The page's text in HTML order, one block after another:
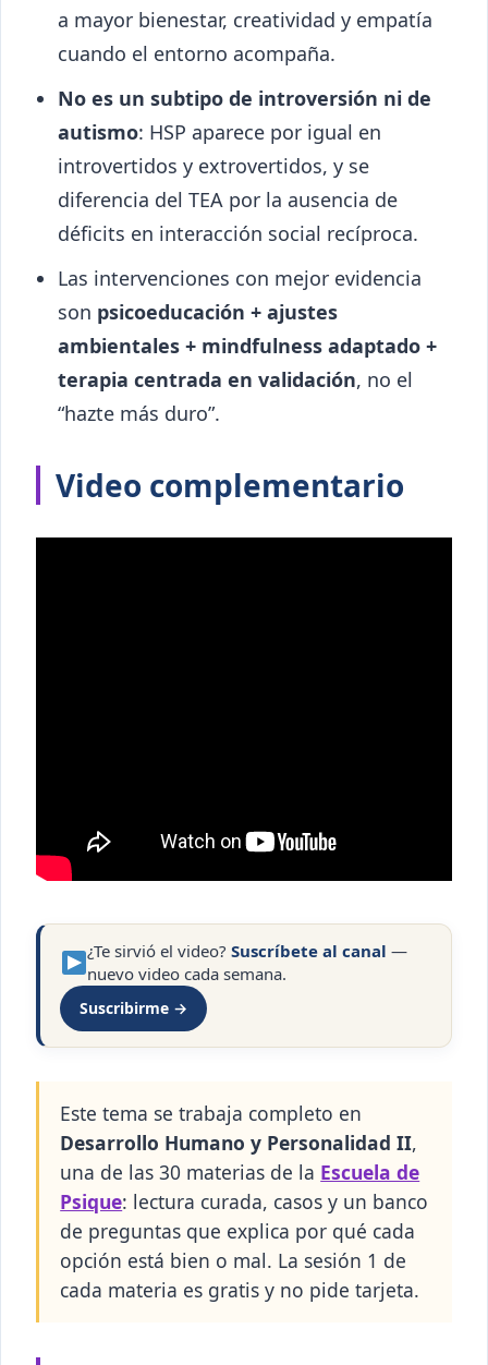
a mayor bienestar, creatividad y empatía
cuando el entorno acompaña.
No es un subtipo de introversión ni de
autismo: HSP aparece por igual en
introvertidos y extrovertidos, y se
diferencia del TEA por la ausencia de
déficits en interacción social recíproca.
Las intervenciones con mejor evidencia
son psicoeducación + ajustes
ambientales + mindfulness adaptado +
terapia centrada en validación, no el
“hazte más duro”.
Video complementario
¿Te sirvió el video?Suscríbete al canal —
nuevo video cada semana.
Suscribirme →
Este tema se trabaja completo en
Desarrollo Humano y Personalidad II,
una de las 30 materias de la Escuela de
Psique: lectura curada, casos y un banco
de preguntas que explica por qué cada
opción está bien o mal. La sesión 1 de
cada materia es gratis y no pide tarjeta.